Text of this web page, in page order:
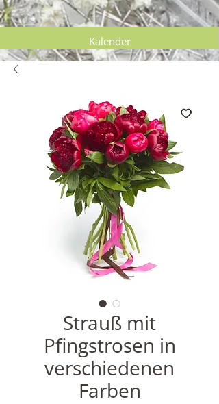
Kalender
Strauß mit
Pfingstrosen in
verschiedenen
Farben